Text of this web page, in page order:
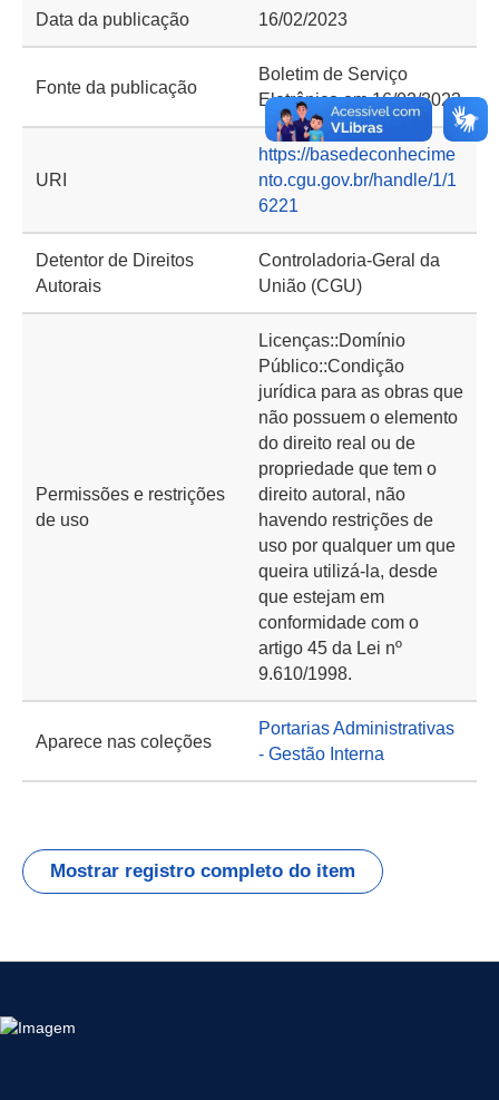
Data da publicação 16/02/2023
Fonte da publicação
Boletim de Serviço
Eletrônico em 16/02/2023
URI
https://basedeconhecime
nto.cgu.gov.br/handle/1/1
6221
Detentor de Direitos
Autorais
Controladoria-Geral da
União (CGU)
Permissões e restrições
de uso
Licenças::Domínio
Público::Condição
jurídica para as obras que
não possuem o elemento
do direito real ou de
propriedade que tem o
direito autoral, não
havendo restrições de
uso por qualquer um que
queira utilizá-la, desde
que estejam em
conformidade com o
artigo 45 da Lei nº
9.610/1998.
Aparece nas coleções
Portarias Administrativas
- Gestão Interna
Mostrar registro completo do item